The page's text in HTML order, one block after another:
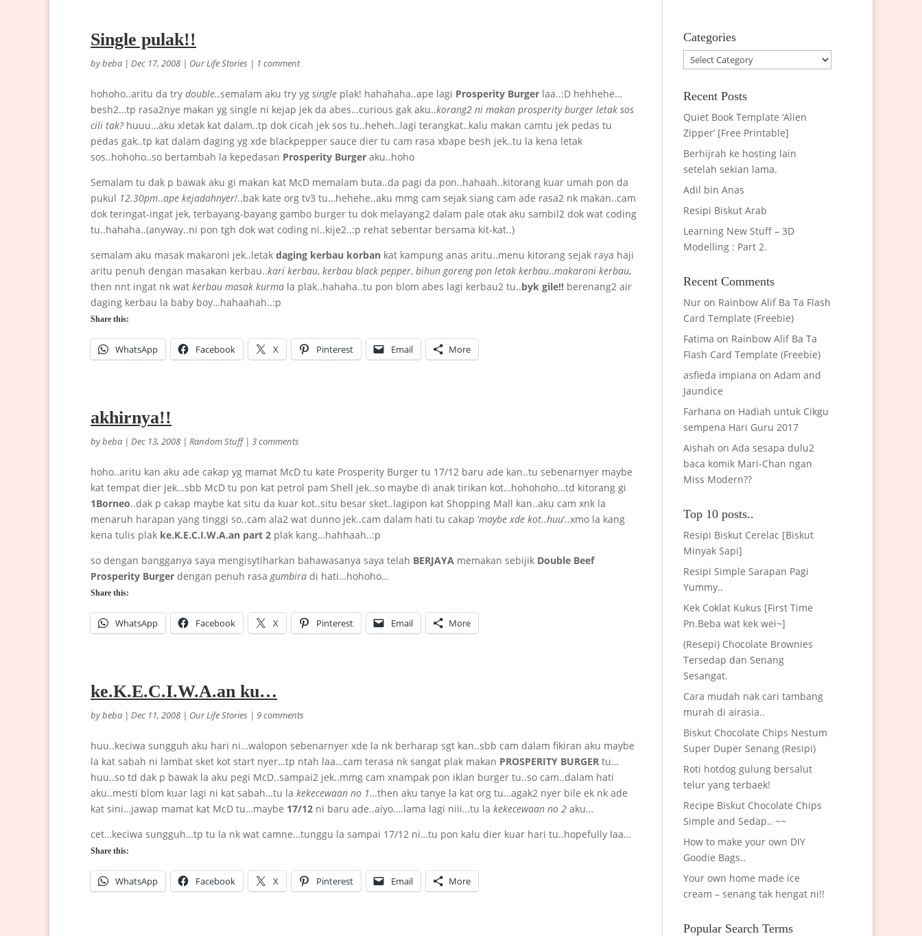
Single pulak!!
bybeba | Dec 17, 2008 | Our Life Stories | 1 comment
hohoho..aritu da try double..semalam aku try yg single plak! hahahaha..ape lagi Prosperity Burger laa..:D hehhehe…
besh2…tp rasa2nye makan yg single ni kejap jek da abes…curious gak aku..korang2 ni makan prosperity burger letak sos
cili tak? huuu…aku xletak kat dalam..tp dok cicah jek sos tu..heheh..lagi terangkat..kalu makan camtu jek pedas tu
pedas gak..tp kat dalam daging yg xde blackpepper sauce dier tu cam rasa xbape besh jek..tu la kena letak
sos..hohoho..so bertambah la kepedasan Prosperity Burger aku..hoho
Semalam tu dak p bawak aku gi makan kat McD memalam buta..da pagi da pon..hahaah..kitorang kuar umah pon da
pukul 12.30pm..ape kejadahnyer!..bak kate org tv3 tu…hehehe..aku mmg cam sejak siang cam ade rasa2 nk makan..cam
dok teringat-ingat jek, terbayang-bayang gambo burger tu dok melayang2 dalam pale otak aku sambil2 dok wat coding
tu..hahaha..(anyway..ni pon tgh dok wat coding ni..kije2..:p rehat sebentar bersama kit-kat..)
semalam aku masak makaroni jek..letak daging kerbau korban kat kampung anas aritu..menu kitorang sejak raya haji
aritu penuh dengan masakan kerbau..kari kerbau, kerbau black pepper, bihun goreng pon letak kerbau..makaroni kerbau,
then nnt ingat nk wat kerbau masak kurma la plak..hahaha..tu pon blom abes lagi kerbau2 tu..byk gile!! berenang2 air
daging kerbau la baby boy…hahaahah..:p
Share this:
WhatsApp Facebook X Pinterest Email More
akhirnya!!
bybeba | Dec 13, 2008 | Random Stuff| 3 comments
hoho..aritu kan aku ade cakap yg mamat McD tu kate Prosperity Burger tu 17/12 baru ade kan..tu sebenarnyer maybe
kat tempat dier jek…sbb McD tu pon kat petrol pam Shell jek..so maybe di anak tirikan kot…hohohoho…td kitorang gi
1Borneo..dak p cakap maybe kat situ da kuar kot..situ besar sket..lagipon kat Shopping Mall kan..aku cam xnk la
menaruh harapan yang tinggi so..cam ala2 wat dunno jek..cam dalam hati tu cakap ‘maybe xde kot..huu‘..xmo la kang
kena tulis plak ke.K.E.C.I.W.A.an part 2 plak kang…hahhaah..:p
so dengan bangganya saya mengisytiharkan bahawasanya saya telah BERJAYA memakan sebijik Double Beef
Prosperity Burger dengan penuh rasa gumbira di hati…hohoho…
Share this:
WhatsApp Facebook X Pinterest Email More
ke.K.E.C.I.W.A.an ku…
bybeba | Dec 11, 2008 | Our Life Stories | 9 comments
huu..keciwa sungguh aku hari ni…walopon sebenarnyer xde la nk berharap sgt kan..sbb cam dalam fikiran aku maybe
la kat sabah ni lambat sket kot start nyer…tp ntah laa…cam terasa nk sangat plak makan PROSPERITY BURGER tu…
huu..so td dak p bawak la aku pegi McD..sampai2 jek..mmg cam xnampak pon iklan burger tu..so cam..dalam hati
aku..mesti blom kuar lagi ni kat sabah…tu la kekecewaan no 1…then aku tanye la kat org tu…agak2 nyer bile ek nk ade
kat sini…jawap mamat kat McD tu…maybe 17/12 ni baru ade..aiyo….lama lagi niii…tu la kekecewaan no 2 aku…
cet…keciwa sungguh…tp tu la nk wat camne…tunggu la sampai 17/12 ni…tu pon kalu dier kuar hari tu..hopefully laa…
Share this:
WhatsApp Facebook X Pinterest Email More
Categories
Categories
Recent Posts
Quiet Book Template ‘Alien
Zipper’ [Free Printable]
Berhijrah ke hosting lain
setelah sekian lama.
Adil bin Anas
Resipi Biskut Arab
Learning New Stuff – 3D
Modelling : Part 2.
Recent Comments
Nur on Rainbow Alif Ba Ta Flash
Card Template (Freebie)
Fatima on Rainbow Alif Ba Ta
Flash Card Template (Freebie)
asfieda impiana onAdam and
Jaundice
Farhana on Hadiah untuk Cikgu
sempena Hari Guru 2017
Aishah onAda sesapa dulu2
baca komik Mari-Chan ngan
Miss Modern??
Top 10 posts..
Resipi Biskut Cerelac [Biskut
Minyak Sapi]
Resipi Simple Sarapan Pagi
Yummy..
Kek Coklat Kukus [First Time
Pn.Beba wat kek wei~]
(Resepi) Chocolate Brownies
Tersedap dan Senang
Sesangat.
Cara mudah nak cari tambang
murah di airasia..
Biskut Chocolate Chips Nestum
Super Duper Senang (Resipi)
Roti hotdog gulung bersalut
telur yang terbaek!
Recipe Biskut Chocolate Chips
Simple and Sedap.. ~~
How to make your own DIY
Goodie Bags..
Your own home made ice
cream – senang tak hengat ni!!
Popular Search Terms